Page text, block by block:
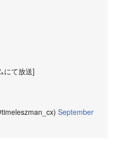
にて放送]
September